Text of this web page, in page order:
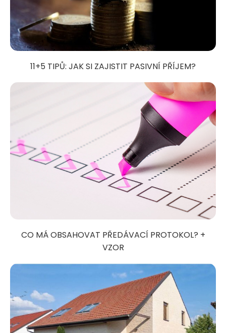
11+5 TIPŮ: JAK SI ZAJISTIT PASIVNÍ PŘÍJEM?
CO MÁ OBSAHOVAT PŘEDÁVACÍ PROTOKOL? +
VZOR